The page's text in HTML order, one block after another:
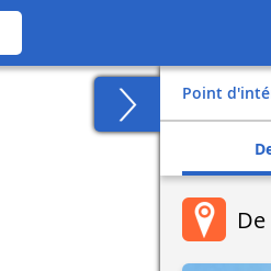
Point